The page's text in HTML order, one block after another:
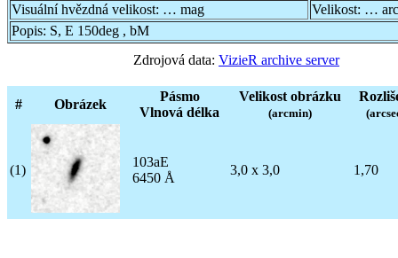
Visuální hvězdná velikost: … mag Velikost: …
Popis: S, E 150deg , bM
Zdrojová data: VizieR archive server
# Obrázek
Pásmo
Vlnová délka
Velikost obrázku
(arcmin)
(1)
103aE
6450 Å
3,0 x 3,0 1,70